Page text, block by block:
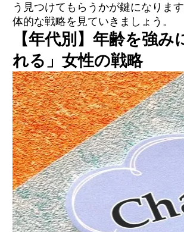
う見つけてもらうかが鍵になりま
体的な戦略を見ていきましょう。
【年代別】年齢を強み
れる」女性の戦略